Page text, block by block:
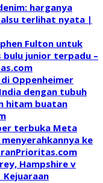
harganya
terlihat nyata |
Fulton untuk
bulu junior terpadu –
Oppenheimer
dengan tubuh
hitam buatan
terbuka Meta
ke
Hampshire v
Kejuaraan